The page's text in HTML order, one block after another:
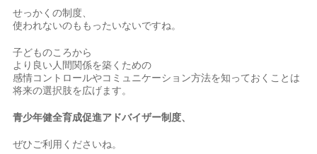
せっかくの制度、
使われないのももったいないですね。
子どものころから
より良い人間関係を築くための
感情コントロールやコミュニケーション方法を知っておくことは
将来の選択肢を広げます。
青少年健全育成促進アドバイザー制度、
ぜひご利用くださいね。